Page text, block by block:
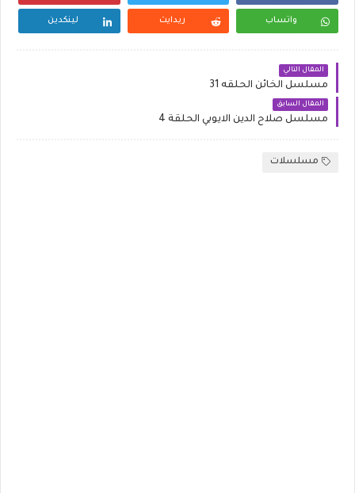
واتساب ريدايت لينكدين
المقال التالي
مسلسل الخائن الحلقه 31
المقال السابق
مسلسل صلاح الدين الايوبي الحلقة 4
مسلسلات